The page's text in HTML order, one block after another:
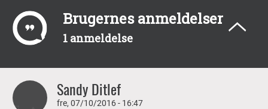
Brugernes anmeldelser
1 anmeldelse
Sandy Ditlef
fre, 07/10/2016 - 16:47